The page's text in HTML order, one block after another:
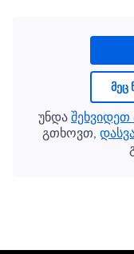
მეც
უნდა შეხვიდეთ
გთხოვთ,